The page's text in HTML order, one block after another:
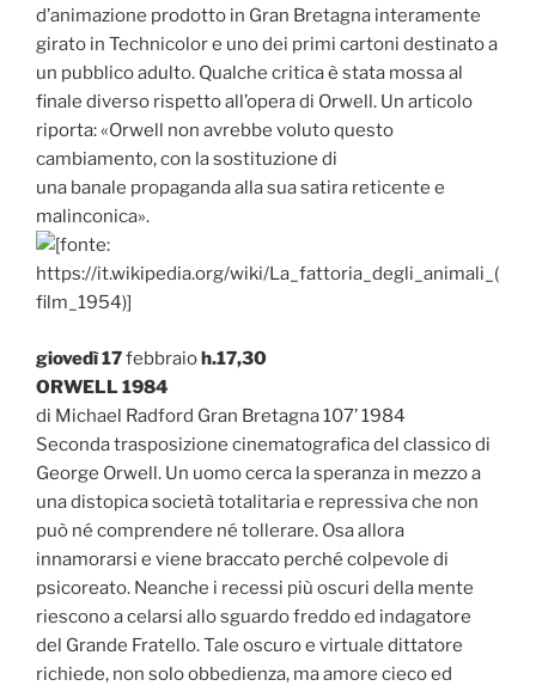
d’animazione prodotto in Gran Bretagna interamente
girato in Technicolor e uno dei primi cartoni destinato a
un pubblico adulto. Qualche critica è stata mossa al
finale diverso rispetto all’opera di Orwell. Un articolo
riporta: «Orwell non avrebbe voluto questo
cambiamento, con la sostituzione di
una banale propaganda alla sua satira reticente e
malinconica».
giovedì 17febbraioh.17,30
ORWELL 1984
di Michael Radford Gran Bretagna 107’ 1984
Seconda trasposizione cinematografica del classico di
George Orwell. Un uomo cerca la speranza in mezzo a
una distopica società totalitaria e repressiva che non
può né comprendere né tollerare. Osa allora
innamorarsi e viene braccato perché colpevole di
psicoreato. Neanche i recessi più oscuri della mente
riescono a celarsi allo sguardo freddo ed indagatore
del Grande Fratello. Tale oscuro e virtuale dittatore
richiede, non solo obbedienza, ma amore cieco ed